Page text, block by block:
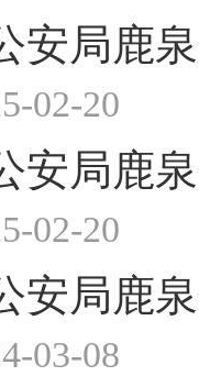
安局鹿
02-20
安局鹿
02-20
安局鹿
03-08